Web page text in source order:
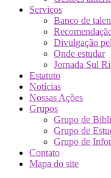
Serviços
Banco de
Divulgação
Onde estudar
Jornada Sul
Estatuto
Notícias
Nossas Ações
Grupos
Grupo de
Grupo de
Grupo de
Contato
Mapa do site